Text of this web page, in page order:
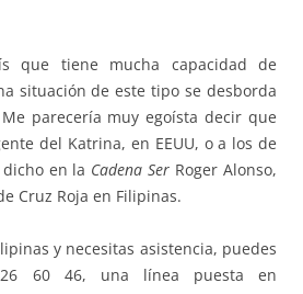
que tiene mucha capacidad de
situación de este tipo se desborda
parecería muy egoísta decir que
del Katrina, en EEUU, o a los de
dicho en la Cadena Ser Roger Alonso,
Cruz Roja en Filipinas.
y necesitas asistencia, puedes
60 46, una línea puesta en